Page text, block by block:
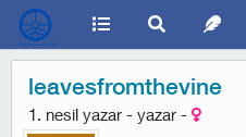
leavesfromthevine
1. nesil yazar - yazar -